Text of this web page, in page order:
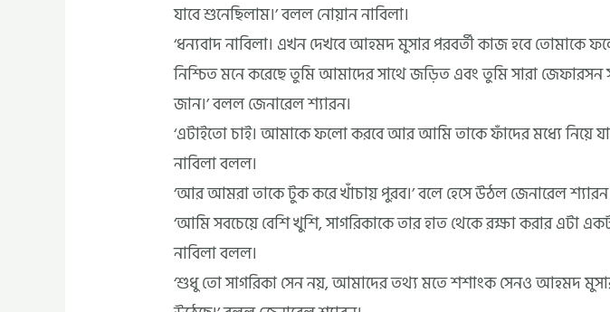
যাবে শুনেছিলাম।’ বলল নোয়ান নাবিলা।
‘ধন্যবাদ নাবিলা। এখন দেখবে আহমদ মুসার পরবর্তী কাজ হবে তোমাকে
নিশ্চিত মনে করেছে তুমি আমাদের সাথে জড়িত এবং তুমি সারা জেফারসন
জান।’ বলল জেনারেল শ্যারন।
‘এটাইতো চাই। আমাকে ফলো করবে আর আমি তাকে ফাঁদের মধ্যে নিয়ে
নাবিলা বলল।
‘আর আমরা তাকে টুক করে খাঁচায় পুরব।’ বলে হেসে উঠল জেনারেল
‘আমি সবচেয়ে বেশি খুশি, সাগরিকাকে তার হাত থেকে রক্ষা করার এটা
নাবিলা বলল।
‘শুধু তো সাগরিকা সেন নয়, আমাদের তথ্য মতে শশাংক সেনও আহমদ